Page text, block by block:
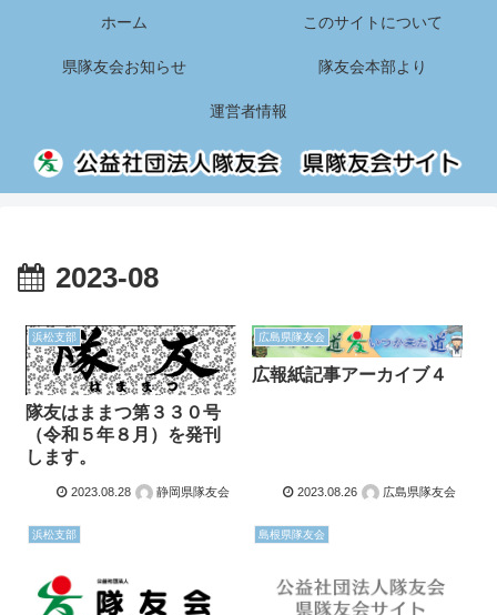
ホーム このサイトについて
県隊友会お知らせ 隊友会本部より
運営者情報
2023-08
浜松支部
隊友はままつ第３３０号
（令和５年８月）を発刊
します。
2023.08.28 静岡県隊友会
広島県隊友会
広報紙記事アーカイブ４
2023.08.26 広島県隊友会
浜松支部 島根県隊友会